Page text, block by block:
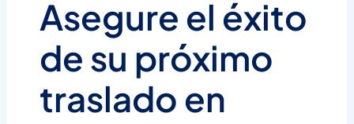
Asegure el éxito
de su próximo
traslado en